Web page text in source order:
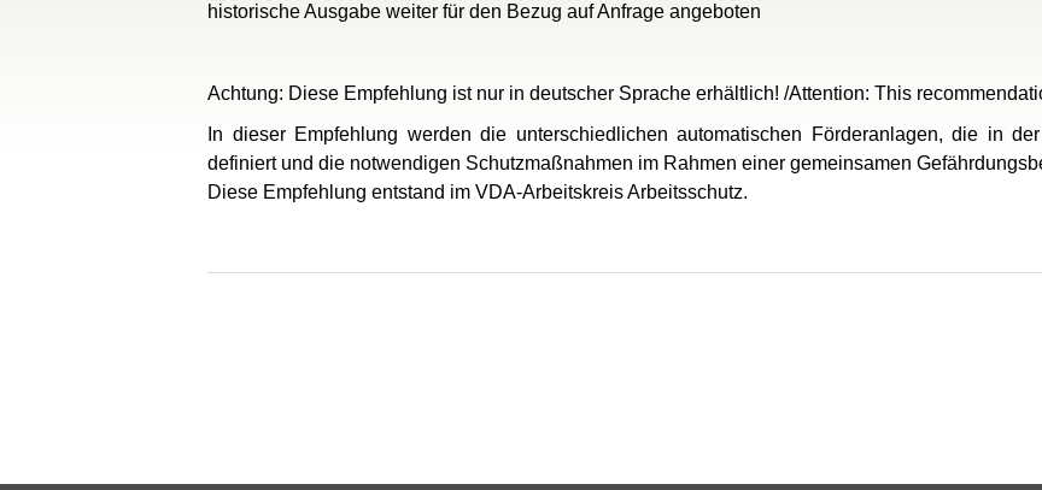
historische Ausgabe weiter für den Bezug auf Anfrage angeboten
Achtung: Diese Empfehlung ist nur in deutscher Sprache erhältlich! /Attention: This
In dieser Empfehlung werden die unterschiedlichen automatischen Förderanlagen, die in
definiert und die notwendigen Schutzmaßnahmen im Rahmen einer gemeinsamen
Diese Empfehlung entstand im VDA-Arbeitskreis Arbeitsschutz.